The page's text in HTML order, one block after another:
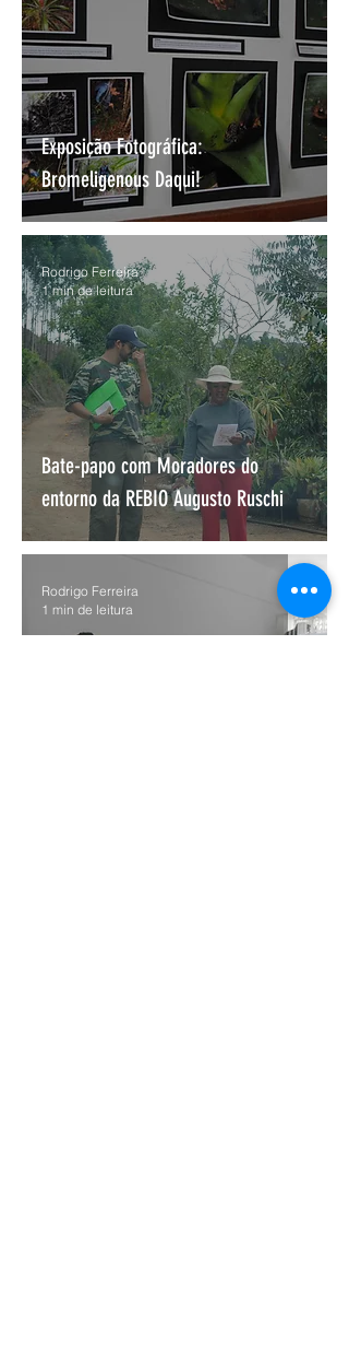
Exposição Fotográfica:
Bromeligenous Daqui!
Bate-papo com Moradores do
entorno da REBIO Augusto Ruschi
Rodrigo Ferreira
1 min de leitura
Rodrigo Ferreira
1 min de leitura